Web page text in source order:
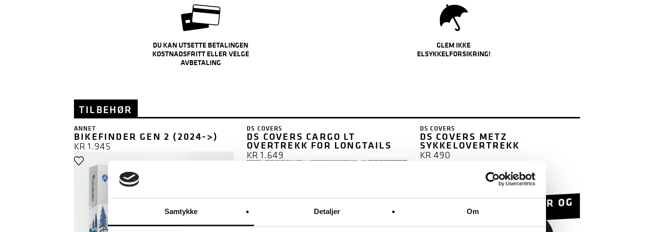
Samtykke Detaljer Om
DU KAN UTSETTE BETALINGEN
KOSTNADSFRITT ELLER VELGE
AVBETALING
GLEM IKKE
ELSYKKELFORSIKRING!
TILBEHØR
GPS SPORING
ANNET
BIKEFINDER GEN 2 (2024->)
KR 1.945
DS COVERS
DS COVERS CARGO LT
OVERTREKK FOR LONGTAILS
KR 1.649
BESKYTTER MOT UVÆR OG
DS COVERS
DS COVERS METZ
SYKKELOVERTREKK
KR490